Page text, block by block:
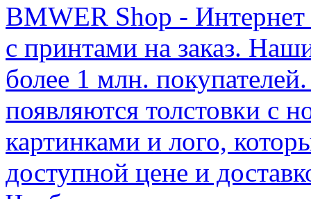
BMWER Shop - Интернет
с принтами на заказ.
более 1 млн.
появляются толстовки с
картинками и лого,
доступной цене и